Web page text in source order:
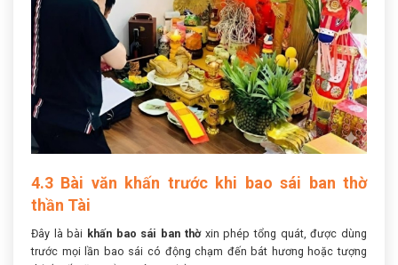
4.3 Bài văn khấn trước khi bao sái ban thờ
thần Tài
Đây là bài khấn bao sái ban thờxin phép tổng quát, được dùng
trước mọi lần bao sái có động chạm đến bát hương hoặc tượng